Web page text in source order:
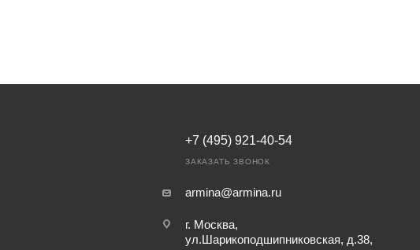
+7 (495) 921-40-54
ЗАКАЗАТЬ ЗВОНОК
armina@armina.ru
г. Москва,
ул.Шарикоподшипниковская, д.38,